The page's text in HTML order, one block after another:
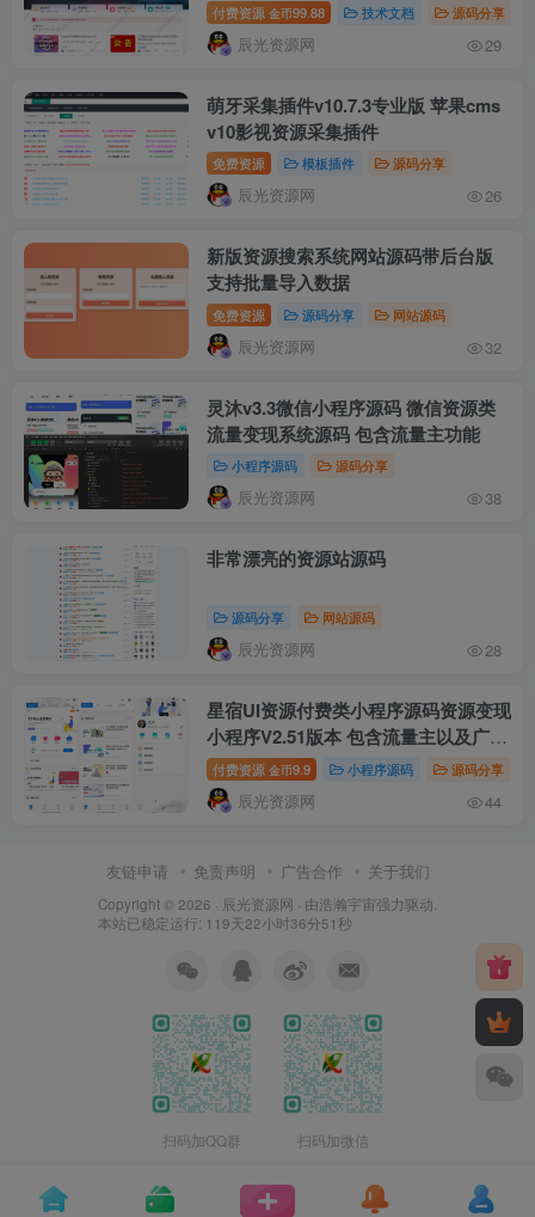
付费资源 金币99.88 技术文档 源码分享
辰光资源网 29
萌牙采集插件v10.7.3专业版 苹果cms
v10影视资源采集插件
免费资源 模板插件 源码分享
辰光资源网 26
新版资源搜索系统网站源码带后台版
支持批量导入数据
免费资源 源码分享 网站源码
辰光资源网 32
灵沐v3.3微信小程序源码 微信资源类
流量变现系统源码 包含流量主功能
小程序源码 源码分享
辰光资源网 38
非常漂亮的资源站源码
源码分享 网站源码
辰光资源网 28
星宿UI资源付费类小程序源码资源变现
小程序V2.51版本 包含流量主以及广告
等功能
付费资源 金币9.9 小程序源码 源码分享
辰光资源网 44
友链申请 免责声明 广告合作 关于我们
Copyright © 2026 · 辰光资源网 · 由浩瀚宇宙强力驱动.
本站已稳定运行: 119天22小时36分52秒
扫码加QQ群 扫码加微信